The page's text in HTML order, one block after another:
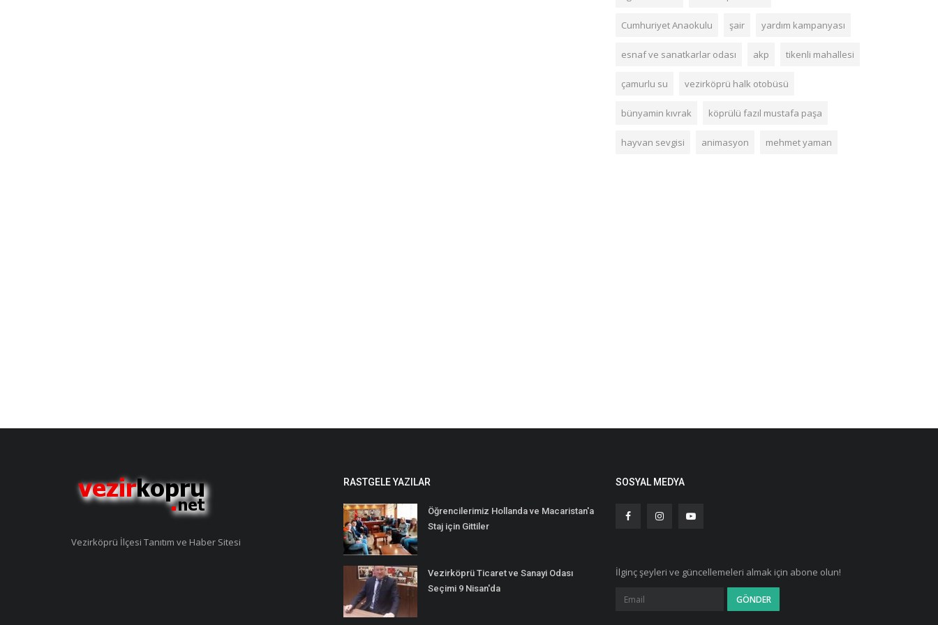
Cumhuriyet Anaokulu şair yardım kampanyası
esnaf ve sanatkarlar odası akp tikenli mahallesi
çamurlu su vezirköprü halk otobüsü
bünyamin kıvrak köprülü fazıl mustafa paşa
hayvan sevgisi animasyon mehmet yaman
Vezirköprü İlçesi Tanıtım ve Haber Sitesi
RASTGELE YAZILAR
Öğrencilerimiz Hollanda ve Macaristan'a
Staj için Gittiler
Vezirköprü Ticaret ve Sanayi Odası
Seçimi 9 Nisan'da
SOSYAL MEDYA
İlginç şeyleri ve güncellemeleri almak için abone olun!